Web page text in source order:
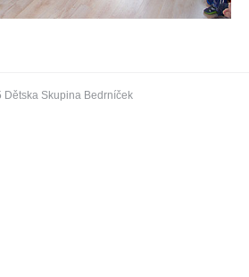
Dětska Skupina Bedrníček